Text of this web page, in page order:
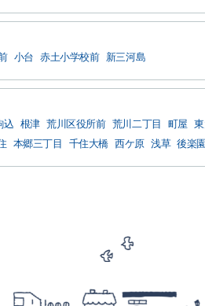
小台 赤土小学校前 新三河島
込 根津 荒川区役所前 荒川二丁目 町屋
本郷三丁目 千住大橋 西ケ原 浅草 後楽園